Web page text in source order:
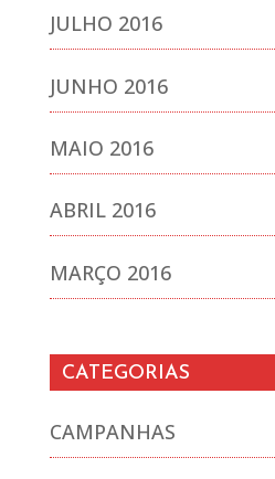
JULHO 2016
JUNHO 2016
MAIO 2016
ABRIL 2016
MARÇO 2016
CATEGORIAS
CAMPANHAS